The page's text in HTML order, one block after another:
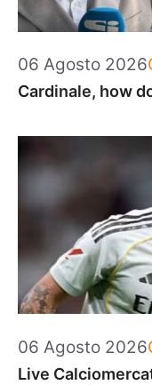
06 Agosto 2026
Cardinale, how
06 Agosto 2026
Live